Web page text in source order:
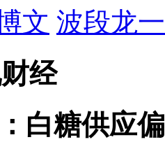
文 波段龙一
经
白糖供应